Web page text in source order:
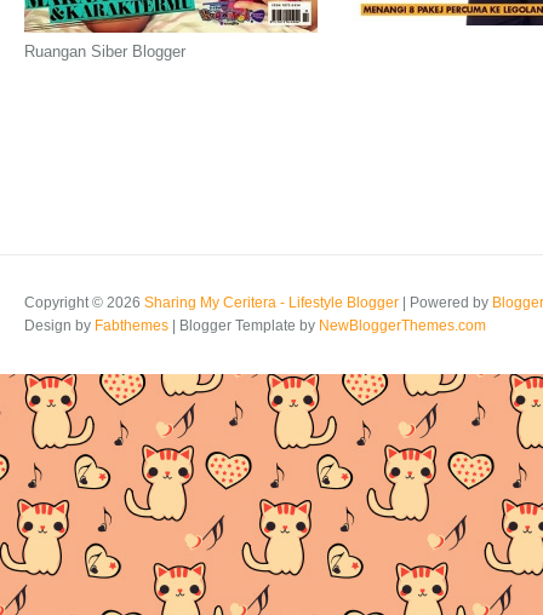
Ruangan Siber Blogger
Copyright © 2026 Sharing My Ceritera - Lifestyle Blogger | Powered by Blogger
Design by Fabthemes | Blogger Template by NewBloggerThemes.com